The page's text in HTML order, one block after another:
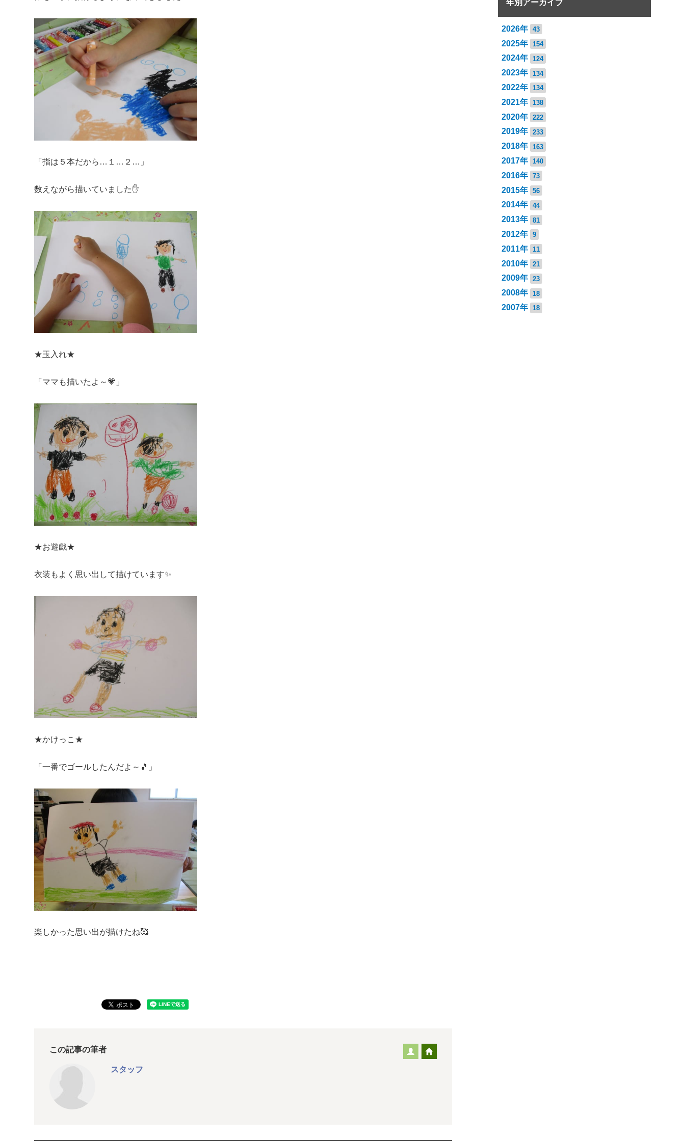
「指は５本だから…１…２…」
数えながら描いていました✋
★玉入れ★
「ママも描いたよ～💗」
★お遊戯★
衣装もよく思い出して描けています✨
★かけっこ★
「一番でゴールしたんだよ～🎵」
楽しかった思い出が描けたね🥰
この記事の筆者
スタッフ
年別アーカイブ
2026年 43
2025年 154
2024年 124
2023年 134
2022年 134
2021年 138
2020年 222
2019年 233
2018年 163
2017年 140
2016年 73
2015年 56
2014年 44
2013年 81
2012年 9
2011年 11
2010年 21
2009年 23
2008年 18
2007年 18